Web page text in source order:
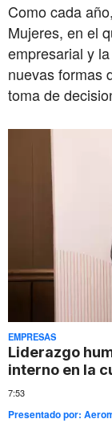
Como cada
Mujeres, en el
empresarial y
nuevas formas
toma de
EMPRESAS
Liderazgo
interno en la
7:53
Presentado por: